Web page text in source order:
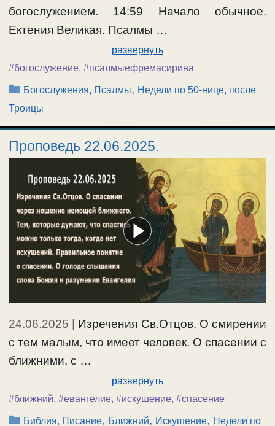
богослужением. 14:59 Начало обычное.
Ектения Великая. Псалмы …
развернуть
#богослужение, #псалмыефремасирина
Рубрики
Богослужения, Псалмы, Недели по 50-нице, после
Троицы
Проповедь 22.06.2025.
24.06.2025 | Изречения Св.Отцов. О смирении
с тем малым, что имеет человек. О спасении с
ближними, с …
развернуть
#ближний, #евангелие, #искушение, #спасение
Рубрики
Библия, Писание, Ближний, Искушение, Недели по